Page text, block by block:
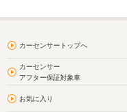
カーセンサートップへ
カーセンサー
アフター保証対象車
お気に入り